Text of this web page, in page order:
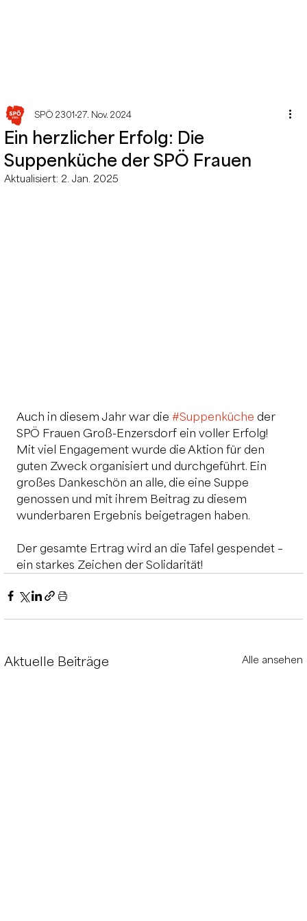
Ein herzlicher Erfolg: Die
Suppenküche der SPÖ Frauen
SPÖ 2301 27. Nov. 2024
Aktualisiert: 2. Jan. 2025
Auch in diesem Jahr war die #Suppenküche der
SPÖ Frauen Groß-Enzersdorf ein voller Erfolg!
Mit viel Engagement wurde die Aktion für den
guten Zweck organisiert und durchgeführt. Ein
großes Dankeschön an alle, die eine Suppe
genossen und mit ihrem Beitrag zu diesem
wunderbaren Ergebnis beigetragen haben.
Der gesamte Ertrag wird an die Tafel gespendet –
ein starkes Zeichen der Solidarität!
Aktuelle Beiträge Alle ansehen